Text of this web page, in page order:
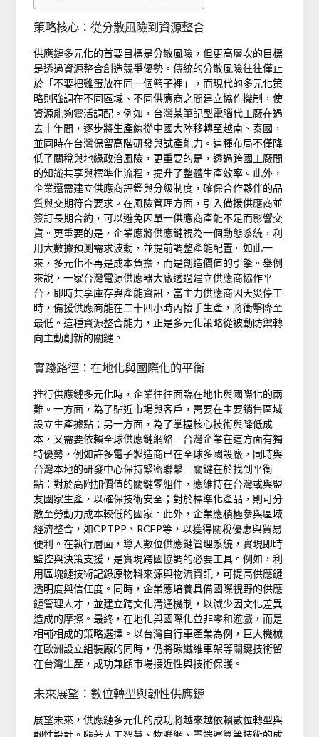
策略核心：從分散風險到資源整合
供應鏈多元化的首要目標是分散風險，但更高層次的目標
是透過資源整合創造競爭優勢。傳統的分散風險往往僅止
於「不要把雞蛋放在同一個籃子裡」，而現代的多元化策
略則強調在不同區域、不同供應商之間建立協作機制，使
資源能夠靈活調配。例如，台灣某筆記型電腦代工廠在過
去十年間，逐步將生產線從中國大陸移轉至越南、泰國，
並同時在台灣保留高階研發與試產能力。這種布局不僅降
低了關稅與地緣政治風險，更重要的是，透過跨國工廠間
的知識共享與標準化流程，提升了整體生產效率。此外，
企業還需建立供應商評鑑與分級制度，確保合作夥伴的品
質與交期符合要求。在風險管理方面，引入備援供應商並
簽訂長期合約，可以避免因單一供應商產能不足而影響交
貨。更重要的是，企業應將供應鏈視為一個動態系統，利
用大數據預測需求波動，並提前調整產能配置。如此一
來，多元化不再是成本負擔，而是創造價值的引擎。舉例
來說，一家台灣電源供應器大廠透過建立供應商協作平
台，即時共享庫存與產能資訊，當主力供應商因天災停工
時，備援供應商能在二十四小時內接手生產，將衝擊降至
最低。這種資源整合能力，正是多元化策略從被動防禦轉
向主動創新的關鍵。
實踐路徑：在地化與國際化的平衡
推行供應鏈多元化時，企業往往面臨在地化與國際化的兩
難。一方面，為了貼近市場與客戶，需要在主要銷售區域
設立生產據點；另一方面，為了掌握核心技術與降低成
本，又需要依賴全球供應鏈網絡。台灣企業在這方面有獨
特優勢，例如許多電子製造商已在全球多國設廠，同時與
台灣本地的研發中心保持緊密聯繫。關鍵在於找到平衡
點：對於高附加價值的關鍵零組件，應維持在台灣或與盟
友國家生產，以確保技術安全；對於標準化產品，則可分
散至勞動力成本較低的國家。此外，企業應積極參與區域
經濟整合，如CPTPP、RCEP等，以獲得關稅優惠與貿易
便利。在執行層面，導入數位供應鏈管理系統，實現即時
監控與決策支援，是實現跨國協調的必要工具。例如，利
用區塊鏈技術記錄原物料來源與物流資訊，可提高供應鏈
透明度與信任度。同時，企業應培養具備國際視野的供應
鏈管理人才，並建立跨文化溝通機制，以減少因文化差異
造成的摩擦。最終，在地化與國際化並非零和遊戲，而是
相輔相成的策略選擇。以台灣自行車產業為例，巨大機械
在歐洲設立組裝廠的同時，仍將碳纖維車架等關鍵技術留
在台灣生產，成功兼顧市場接近性與技術保護。
未來展望：數位轉型與韌性供應鏈
展望未來，供應鏈多元化的成功將越來越依賴數位轉型與
韌性設計。隨著人工智慧、物聯網、雲端運算等技術的成